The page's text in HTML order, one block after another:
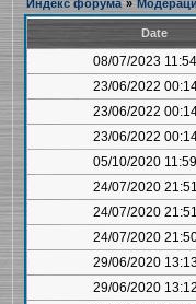
Индекс форума »
Date
08/07/2023
23/06/2022
23/06/2022
23/06/2022
05/10/2020
24/07/2020
24/07/2020
24/07/2020
29/06/2020
29/06/2020